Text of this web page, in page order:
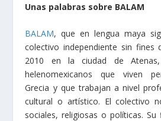
Unas palabras sobre BALAM
BALAM, que en lengua maya
colectivo independiente sin fines
2010 en la ciudad de
helenomexicanos que viven
Grecia y que trabajan a nivel
cultural o artístico. El colectivo
sociales, religiosas o políticas. Su